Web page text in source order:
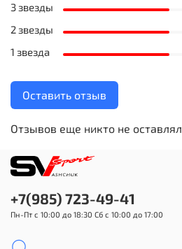
Отзывов еще никто не оставлял
3 звезды
2 звезды
1 звезда
Оставить отзыв
+7(985) 723-49-41
Пн-Пт с 10:00 до 18:30 Сб с 10:00 до 17:00